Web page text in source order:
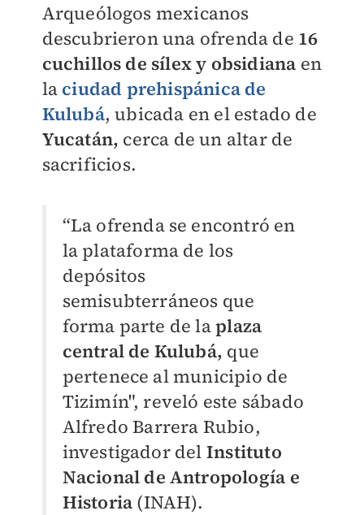
Arqueólogos mexicanos
descubrieron una ofrenda de 16
cuchillos de sílex y obsidiana en
la ciudad prehispánica de
Kulubá, ubicada en el estado de
Yucatán, cerca de un altar de
sacrificios.
“La ofrenda se encontró en
la plataforma de los
depósitos
semisubterráneos que
forma parte de laplaza
central de Kulubá, que
pertenece al municipio de
Tizimín", reveló este sábado
Alfredo Barrera Rubio,
investigador del Instituto
Nacional de Antropología e
Historia (INAH).